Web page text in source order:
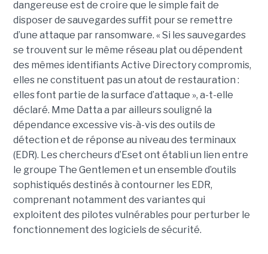
dangereuse est de croire que le simple fait de
disposer de sauvegardes suffit pour se remettre
d’une attaque par ransomware. « Si les sauvegardes
se trouvent sur le même réseau plat ou dépendent
des mêmes identifiants Active Directory compromis,
elles ne constituent pas un atout de restauration :
elles font partie de la surface d’attaque », a-t-elle
déclaré. Mme Datta a par ailleurs souligné la
dépendance excessive vis-à-vis des outils de
détection et de réponse au niveau des terminaux
(EDR). Les chercheurs d’Eset ont établi un lien entre
le groupe The Gentlemen et un ensemble d’outils
sophistiqués destinés à contourner les EDR,
comprenant notamment des variantes qui
exploitent des pilotes vulnérables pour perturber le
fonctionnement des logiciels de sécurité.